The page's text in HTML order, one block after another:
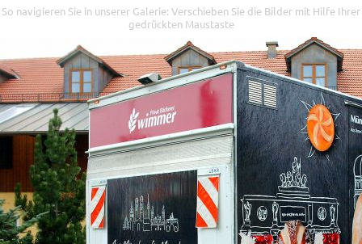
So navigieren Sie in unserer Galerie: Verschieben Sie die Bilder mit Hilfe Ihrer
gedrückten Maustaste